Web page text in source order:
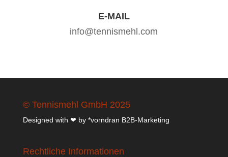
E-MAIL
info@tennismehl.com
© Tennismehl GmbH 2025
Designed with ❤ by *vorndran B2B-Marketing
Rechtliche Informationen